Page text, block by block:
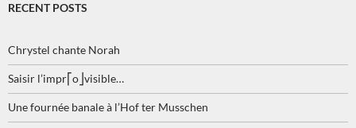
RECENT POSTS
Chrystel chante Norah
Saisir l’impr⎡o⎦visible…
Une fournée banale à l’Hof ter Musschen